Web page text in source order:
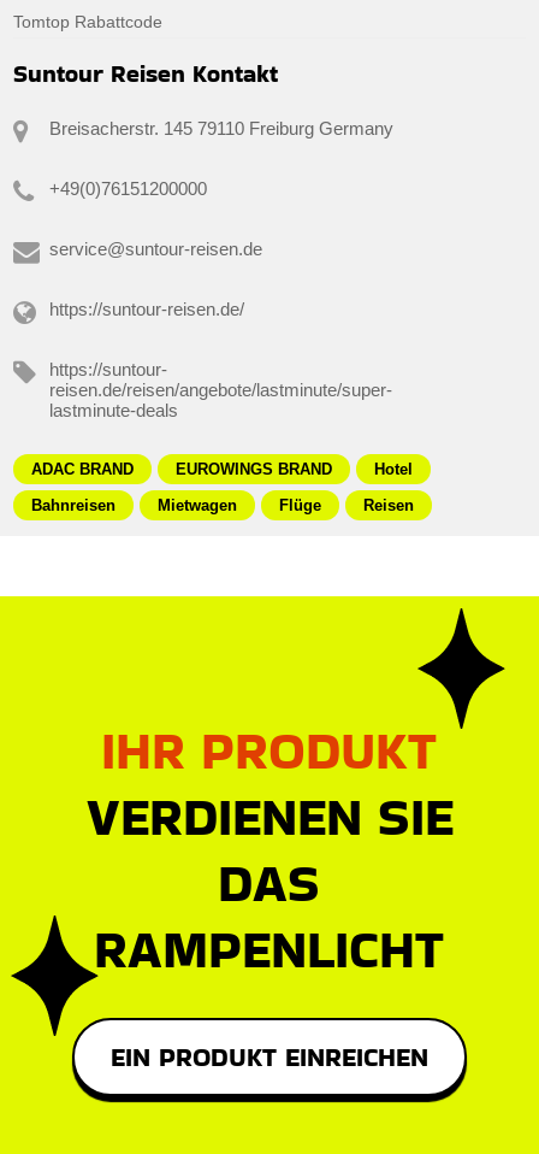
Tomtop Rabattcode
Suntour Reisen Kontakt
Breisacherstr. 145 79110 Freiburg Germany
+49(0)76151200000
service@suntour-reisen.de
https://suntour-reisen.de/
https://suntour-
reisen.de/reisen/angebote/lastminute/super-
lastminute-deals
ADAC BRAND EUROWINGS BRAND
Hotel
Bahnreisen
Mietwagen Flüge Reisen
IHR PRODUKT
VERDIENEN SIE
DAS
RAMPENLICHT
EIN PRODUKT EINREICHEN